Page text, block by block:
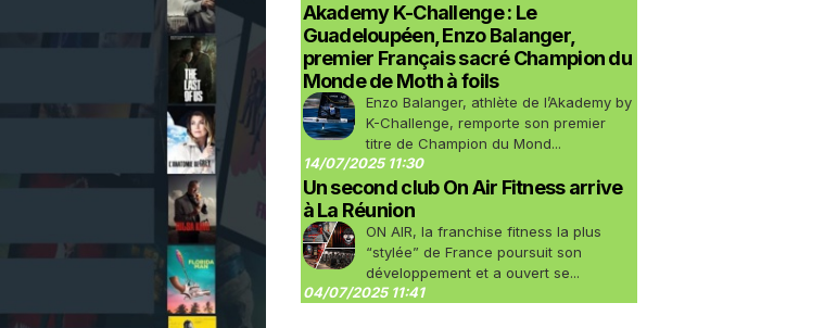
Akademy K-Challenge : Le
Guadeloupéen, Enzo Balanger,
premier Français sacré Champion du
Monde de Moth à foils
Enzo Balanger, athlète de l’Akademy by
K-Challenge, remporte son premier
titre de Champion du Mond...
14/07/2025 11:30
Un second club On Air Fitness arrive
à La Réunion
ON AIR, la franchise fitness la plus
“stylée” de France poursuit son
développement et a ouvert se...
04/07/2025 11:41